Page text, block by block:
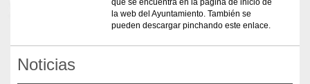
que se encuentra en la página de inicio de
la web del Ayuntamiento. También se
pueden descargar pinchando este enlace.
Noticias